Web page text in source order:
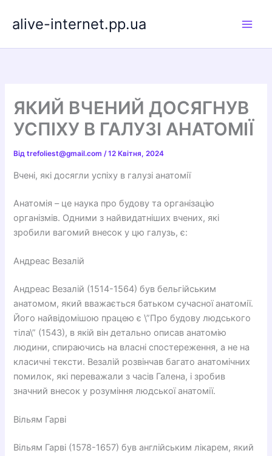
alive-internet.pp.ua
ЯКИЙ ВЧЕНИЙ ДОСЯГНУВ
УСПІХУ В ГАЛУЗІ АНАТОМІЇ
Відtrefoliest@gmail.com/12 Квітня, 2024
Вчені, які досягли успіху в галузі анатомії
Анатомія – це наука про будову та організацію
організмів. Одними з найвидатніших вчених, які
зробили вагомий внесок у цю галузь, є:
Андреас Везалій
Андреас Везалій (1514-1564) був бельгійським
анатомом, який вважається батьком сучасної анатомії.
Його найвідомішою працею є \”Про будову людського
тіла\” (1543), в якій він детально описав анатомію
людини, спираючись на власні спостереження, а не на
класичні тексти. Везалій розвінчав багато анатомічних
помилок, які переважали з часів Галена, і зробив
значний внесок у розуміння людської анатомії.
Вільям Гарві
Вільям Гарві (1578-1657) був англійським лікарем, який